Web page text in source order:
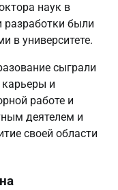
наук в
разработки были
в университете.
сыграли
и
работе и
деятелем и
своей области